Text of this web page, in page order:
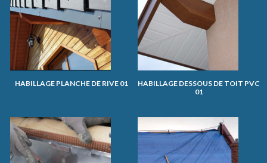
HABILLAGE PLANCHE DE RIVE 01
HABILLAGE DESSOUS DE TOIT PVC
01